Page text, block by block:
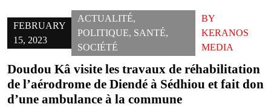
FEBRUARY
15, 2023
ACTUALITÉ,
POLITIQUE, SANTÉ,
SOCIÉTÉ
BY
KERANOS
MEDIA
Doudou Kâ visite les travaux de réhabilitation
de l’aérodrome de Diendé à Sédhiou et fait don
d’une ambulance à la commune